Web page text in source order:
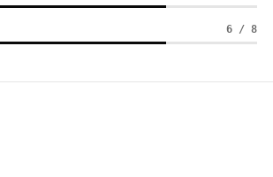
6 / 8